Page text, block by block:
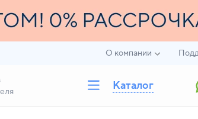
О компании
Каталог